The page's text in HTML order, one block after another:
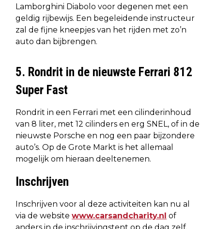
Lamborghini Diabolo voor degenen met een
geldig rijbewijs. Een begeleidende instructeur
zal de fijne kneepjes van het rijden met zo’n
auto dan bijbrengen.
5. Rondrit in de nieuwste Ferrari 812
Super Fast
Rondrit in een Ferrari met een cilinderinhoud
van 8 liter, met 12 cilinders en erg SNEL, of in de
nieuwste Porsche en nog een paar bijzondere
auto’s. Op de Grote Markt is het allemaal
mogelijk om hieraan deeltenemen.
Inschrijven
Inschrijven voor al deze activiteiten kan nu al
via de website www.carsandcharity.nl of